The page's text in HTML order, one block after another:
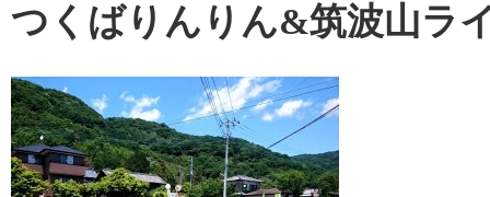
つくばりんりん&筑波山ラ